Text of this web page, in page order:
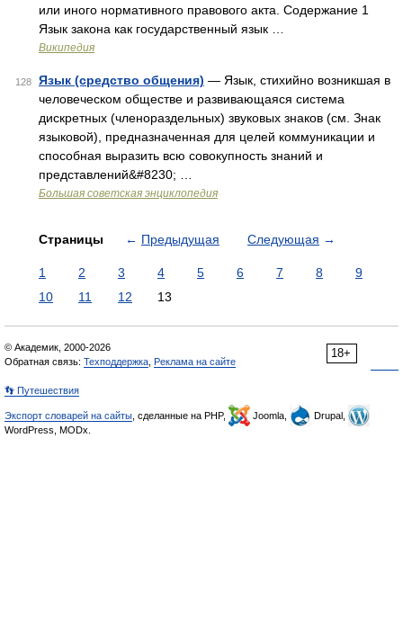
или иного нормативного правового акта. Содержание 1
Язык закона как государственный язык …
Википедия
128 Язык (средство общения) — Язык, стихийно возникшая в
человеческом обществе и развивающаяся система
дискретных (членораздельных) звуковых знаков (см. Знак
языковой), предназначенная для целей коммуникации и
способная выразить всю совокупность знаний и
представлений&#8230; …
Большая советская энциклопедия
Страницы ← Предыдущая Следующая →
1 2 3 4 5 6 7 8
9
10
11 12 13
18+
© Академик, 2000-2026
Обратная связь: Техподдержка Реклама на сайте
👣 Путешествия
Экспорт словарей на сайты , сделанные на PHP, Joomla,
Drupal,
WordPress, MODx.